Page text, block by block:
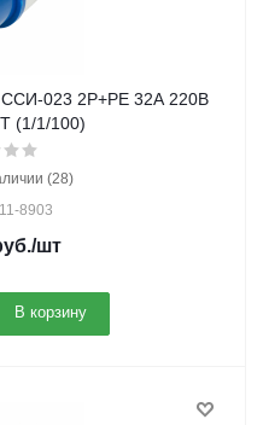
ССИ-023 2Р+РЕ 32А 220В
(1/1/100)
(28)
8903
/шт
В корзину